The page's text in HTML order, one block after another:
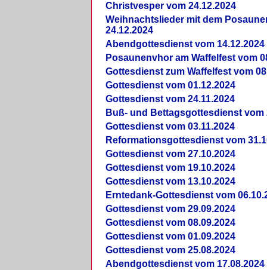
Christvesper vom 24.12.2024
Weihnachtslieder mit dem
24.12.2024
Abendgottesdienst vom 14.12.2024
Posaunenvhor am Waffelfest vom
Gottesdienst zum Waffelfest vom
Gottesdienst vom 01.12.2024
Gottesdienst vom 24.11.2024
Buß- und Bettagsgottesdienst vom
Gottesdienst vom 03.11.2024
Reformationsgottesdienst vom
Gottesdienst vom 27.10.2024
Gottesdienst vom 19.10.2024
Gottesdienst vom 13.10.2024
Erntedank-Gottesdienst vom
Gottesdienst vom 29.09.2024
Gottesdienst vom 08.09.2024
Gottesdienst vom 01.09.2024
Gottesdienst vom 25.08.2024
Abendgottesdienst vom 17.08.2024